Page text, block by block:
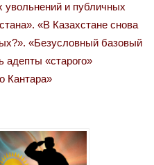
увольнений и публичных
«В Казахстане снова
«Безусловный базовый
адепты «старого»
Кантара»